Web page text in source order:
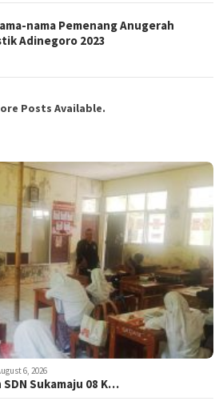
nama Pemenang Anugerah
Adinegoro 2023
Posts Available.
6, 2026
Sukamaju 08 K…